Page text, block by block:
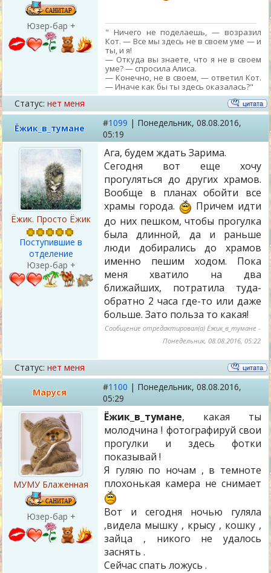
Юзер-бар +
" Ничего не поделаешь, — возразил
Кот. — Все мы здесь не в своем уме — и
ты, и я!
— Откуда вы знаете, что я не в своем
уме? — спросила Алиса.
— Конечно, не в своем, — ответил Кот.
— Иначе как бы ты здесь оказалась?"
Статус: нет меня
Ёжик_в_тумане #1099 | Понедельник, 08.08.2016,
05:19
Ёжик. Просто Ёжик
Поступившие в
отделение
Юзер-бар +
Ага, будем ждать Зарима.
Сегодня вот еще хочу
прогуляться до других храмов.
Вообще в планах обойти все
храмы города.
Причем идти
до них пешком, чтобы прогулка
была длинной, да и раньше
люди добирались до храмов
именно пешим ходом. Пока
меня хватило на два
ближайших, потратила туда-
обратно 2 часа где-то или даже
больше. Зато польза то какая!
Сообщение отредактировал(а) Ёжик_в_тумане -
Понедельник, 08.08.2016, 05:22
Статус: нет меня
Маруся #1100 | Понедельник, 08.08.2016,
05:29
МУМУ Блаженная
Юзер-бар +
Ёжик_в_тумане, какая ты
молодчина ! фотографируй свои
прогулки и здесь фотки
показывай !
Я гуляю по ночам , в темноте
плохонькая камера не снимает
Вот и сегодня ночью гуляла
,видела мышку , крысу , кошку ,
зайца , никого не удалось
заснять .
Сейчас спать ложусь .